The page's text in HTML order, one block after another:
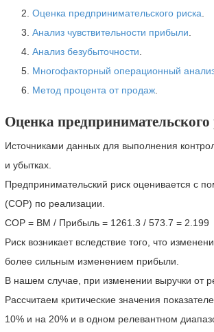
Оценка предпринимательского риска
Анализ чувствительности прибыли
Анализ безубыточности
Многофакторный операционный
Метод процента от продаж
Оценка предпринимательского
Источниками данных для выполнения
и убытках.
Предпринимательский риск оценивается с
(СОР) по реализации.
СОР = ВМ / Прибыль = 1261.3 / 573.7 = 2.199
Риск возникает вследствие того, что
более сильным изменением прибыли.
В нашем случае, при изменении выручки от
Рассчитаем критические значения
10% и на 20% и в одном релевантном